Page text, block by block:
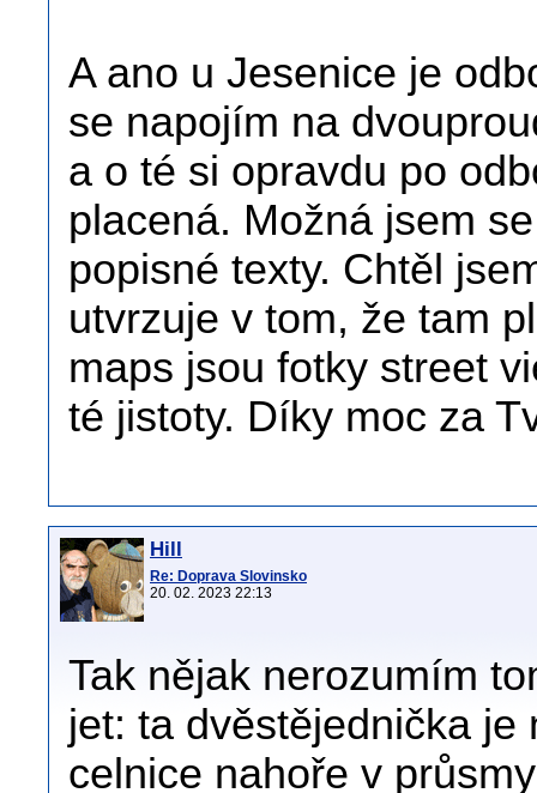
A ano u Jesenice je
se napojím na
a o té si opravdu po
placená. Možná jsem
popisné texty. Chtěl
utvrzuje v tom, že tam
maps jsou fotky street
té jistoty. Díky moc za
Hill
Re: Doprava Slovinsko
20. 02. 2023 22:13
Tak nějak nerozumím
jet: ta dvěstějednička
celnice nahoře v